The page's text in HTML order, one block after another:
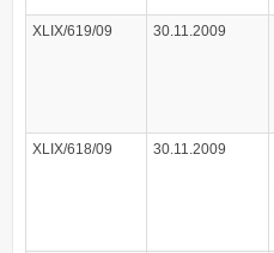
XLIX/619/09 30.11.2009
XLIX/618/09 30.11.2009